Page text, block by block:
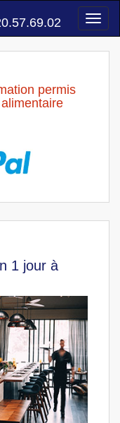
permis
1 jour à